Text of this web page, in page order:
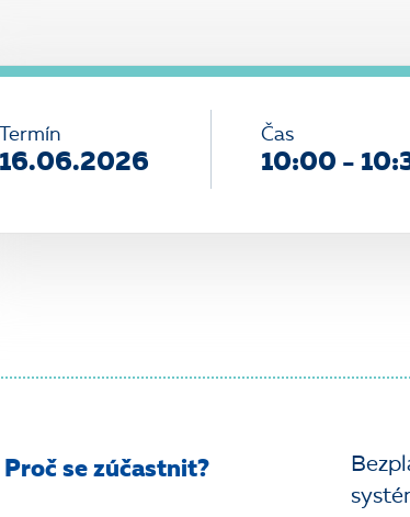
Termín
16.06.2026
Čas
10:00 -
Proč se zúčastnit?